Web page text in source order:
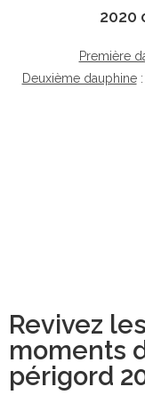
2020
Première
Deuxième dauphine:
Revivez
moments
périgord